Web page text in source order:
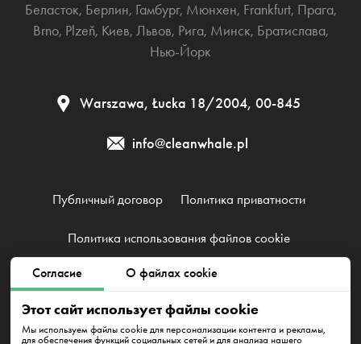
Согласие О файлах cookie
Этот сайт использует файлы cookie
Мы используем файлы cookie для персонализации контента и рекламы,
для обеспечения функций социальных сетей и для анализа нашего
Беласток, Берлин, Гамбург, Мюнхен, Frankfurt, Прага,
Brno, Plzeň, Киев, Львов, Рига, Минск, Братислава,
Нью-Йорк
Warszawa, Łucka 18/2004, 00-845
info@cleanwhale.pl
Публичный договор Политика приватности
Политика использования файлов cookie
Clean Whale Sp. z o.o., KRS 0000868230, NIP: 6751738063,
REGON: 38745511400000
Warszawa, Łucka 18/2004, 00-845